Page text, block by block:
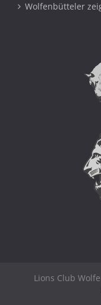
Wolfenbütteler
Lions Club